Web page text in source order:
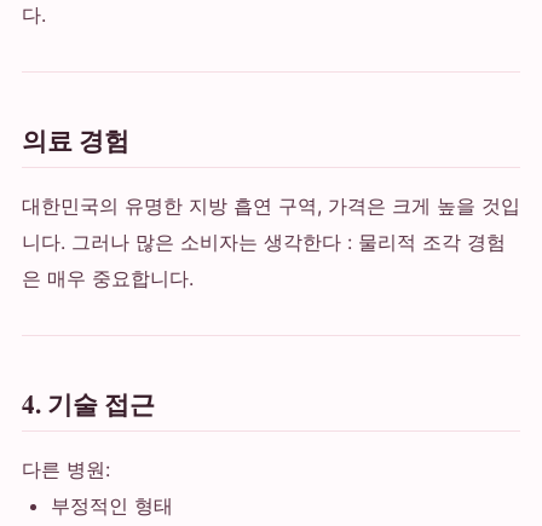
다.
의료 경험
대한민국의 유명한 지방 흡연 구역, 가격은 크게 높을 것입
니다. 그러나 많은 소비자는 생각한다 : 물리적 조각 경험
은 매우 중요합니다.
4. 기술 접근
다른 병원:
부정적인 형태